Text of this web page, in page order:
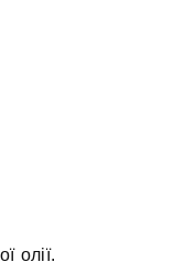
олії.